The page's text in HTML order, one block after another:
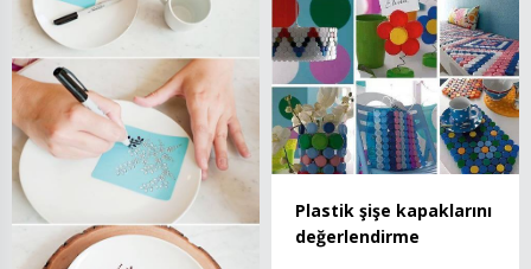
Plastik şişe kapaklarını
değerlendirme